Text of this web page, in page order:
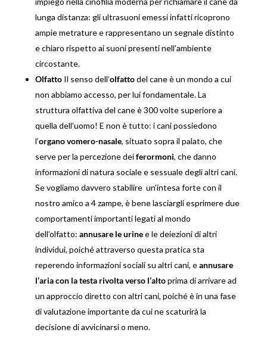
lunga distanza: gli ultrasuoni emessi infatti ricoprono
ampie metrature e rappresentano un segnale distinto
e chiaro rispetto ai suoni presenti nell’ambiente
circostante.
Olfatto Il senso dell’olfattodel cane è un mondo a cui
non abbiamo accesso, per lui fondamentale. La
struttura olfattiva del cane è 300 volte superiore a
quella dell’uomo! E non è tutto: i cani possiedono
l’organo vomero-nasale, situato sopra il palato, che
serve per la percezione deiferormoni, che danno
informazioni di natura sociale e sessuale degli altri cani.
Se vogliamo davvero stabilire un’intesa forte con il
nostro amico a 4 zampe, è bene lasciargli esprimere due
comportamenti importanti legati al mondo
dell’olfatto: annusare le urinee le deiezioni di altri
individui, poiché attraverso questa pratica sta
reperendo informazioni sociali su altri cani, eannusare
l’aria con la testa rivolta verso l’altoprima di arrivare ad
un approccio diretto con altri cani, poiché è in una fase
di valutazione importante da cui ne scaturirà la
decisione di avvicinarsi o meno.